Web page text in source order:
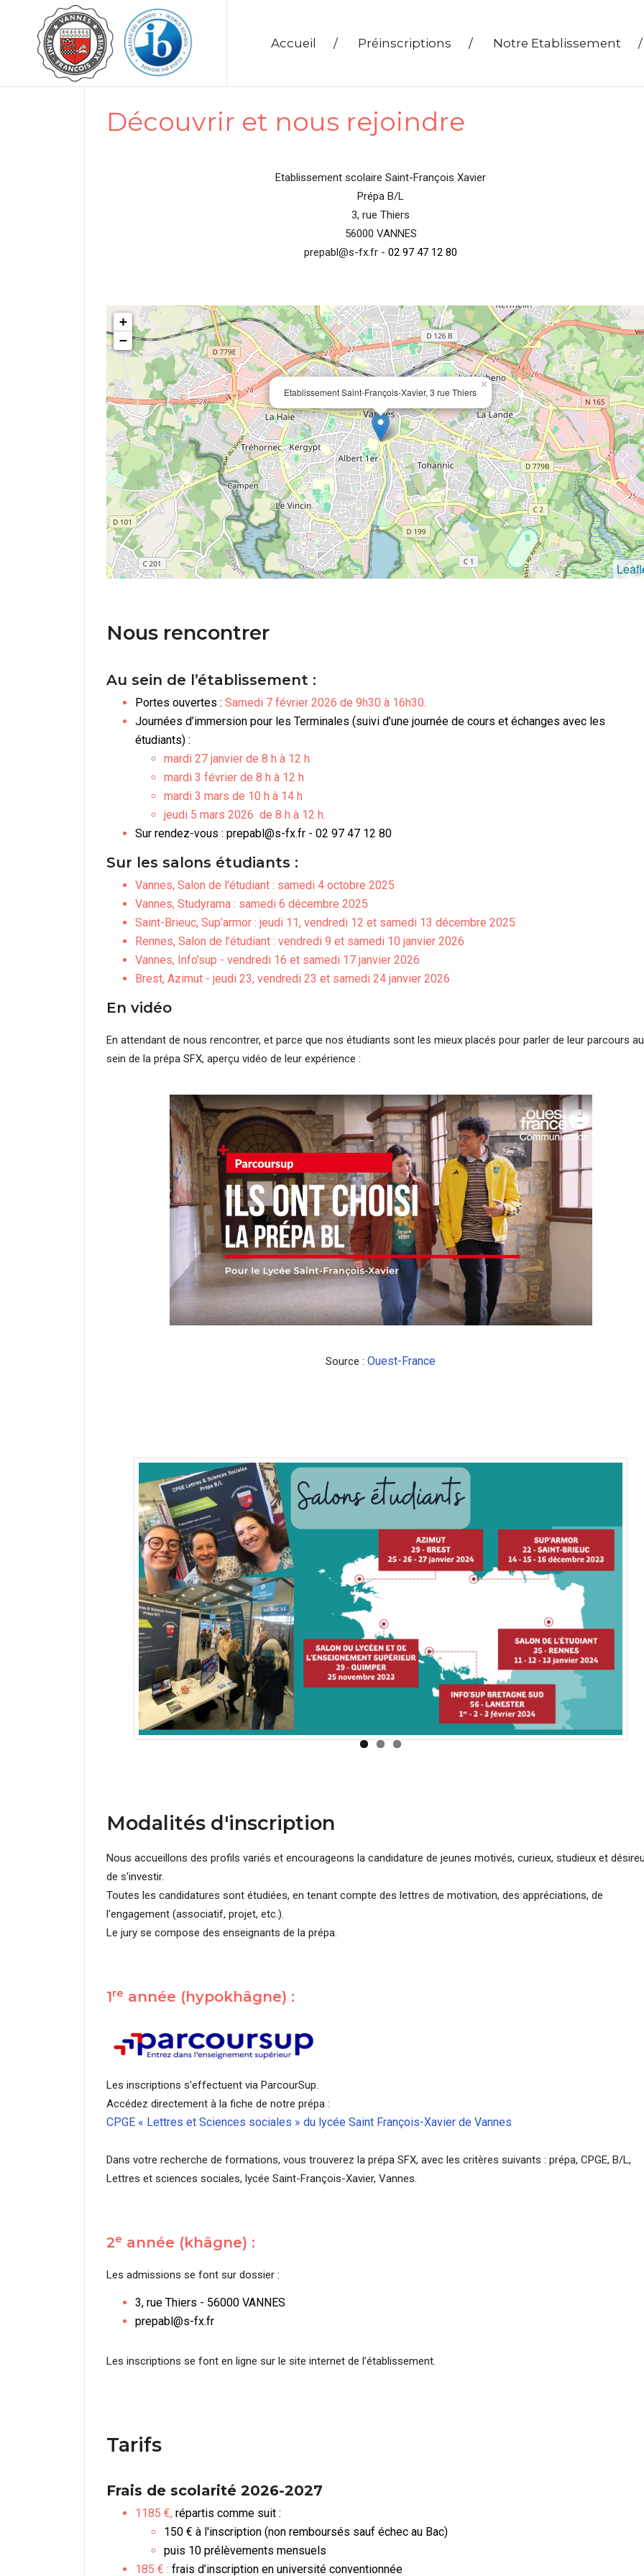
Accueil / Préinscriptions / Notre Etablissement /
Découvrir et nous rejoindre
Etablissement scolaire Saint-François Xavier
Prépa B/L
3, rue Thiers
56000 VANNES
prepabl@s-fx.fr - 02 97 47 12 80
Etablissement Saint-François-Xavier, 3 rue Thiers
×
+
−
Nous rencontrer
Au sein de l’établissement :
Portes ouvertes : Samedi 7 février 2026 de 9h30 à 16h30.
Journées d’immersion pour les Terminales (suivi d’une journée de cours et échanges avec les
étudiants) :
mardi 27 janvier de 8 h à 12 h
mardi 3 février de 8 h à 12 h
mardi 3 mars de 10 h à 14 h
jeudi 5 mars 2026 de 8 h à 12 h.
Sur rendez-vous : prepabl@s-fx.fr - 02 97 47 12 80
Sur les salons étudiants :
Vannes, Salon de l'étudiant : samedi 4 octobre 2025
Vannes, Studyrama : samedi 6 décembre 2025
Saint-Brieuc, Sup’armor : jeudi 11, vendredi 12 et samedi 13 décembre 2025
Rennes, Salon de l’étudiant : vendredi 9 et samedi 10 janvier 2026
Vannes, Info'sup - vendredi 16 et samedi 17 janvier 2026
Brest, Azimut - jeudi 23, vendredi 23 et samedi 24 janvier 2026
En vidéo
En attendant de nous rencontrer, et parce que nos étudiants sont les mieux placés pour parler de leur parcours au
sein de la prépa SFX, aperçu vidéo de leur expérience :
Source : Ouest-France
Modalités d'inscription
Nous accueillons des profils variés et encourageons la candidature de jeunes motivés, curieux, studieux et
de s'investir.
Toutes les candidatures sont étudiées, en tenant compte des lettres de motivation, des appréciations, de
l'engagement (associatif, projet, etc.).
Le jury se compose des enseignants de la prépa.
1re année (hypokhâgne) :
Les inscriptions s'effectuent via ParcourSup.
Accédez directement à la fiche de notre prépa :
CPGE « Lettres et Sciences sociales » du lycée Saint François-Xavier de Vannes
Dans votre recherche de formations, vous trouverez la prépa SFX, avec les critères suivants : prépa, CPGE, B/L,
Lettres et sciences sociales, lycée Saint-François-Xavier, Vannes.
2e année (khâgne) :
Les admissions se font sur dossier :
3, rue Thiers - 56000 VANNES
prepabl@s-fx.fr
Les inscriptions se font en ligne sur le site internet de l’établissement.
Tarifs
Frais de scolarité 2026-2027
1185 €, répartis comme suit :
150 € à l'inscription (non remboursés sauf échec au Bac)
puis 10 prélèvements mensuels
185 € : frais d’inscription en université conventionnée